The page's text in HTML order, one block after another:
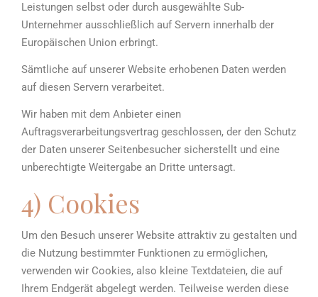
Leistungen selbst oder durch ausgewählte Sub-
Unternehmer ausschließlich auf Servern innerhalb der
Europäischen Union erbringt.
Sämtliche auf unserer Website erhobenen Daten werden
auf diesen Servern verarbeitet.
Wir haben mit dem Anbieter einen
Auftragsverarbeitungsvertrag geschlossen, der den Schutz
der Daten unserer Seitenbesucher sicherstellt und eine
unberechtigte Weitergabe an Dritte untersagt.
4) Cookies
Um den Besuch unserer Website attraktiv zu gestalten und
die Nutzung bestimmter Funktionen zu ermöglichen,
verwenden wir Cookies, also kleine Textdateien, die auf
Ihrem Endgerät abgelegt werden. Teilweise werden diese